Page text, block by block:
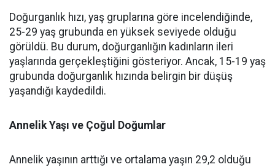
Doğurganlık hızı, yaş gruplarına göre incelendiğinde,
25-29 yaş grubunda en yüksek seviyede olduğu
görüldü. Bu durum, doğurganlığın kadınların ileri
yaşlarında gerçekleştiğini gösteriyor. Ancak, 15-19 yaş
grubunda doğurganlık hızında belirgin bir düşüş
yaşandığı kaydedildi.
Annelik Yaşı ve Çoğul Doğumlar
Annelik yaşının arttığı ve ortalama yaşın 29,2 olduğu